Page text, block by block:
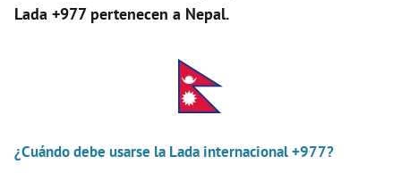
Lada +977 pertenecen a Nepal.
¿Cuándo debe usarse la Lada internacional +977?